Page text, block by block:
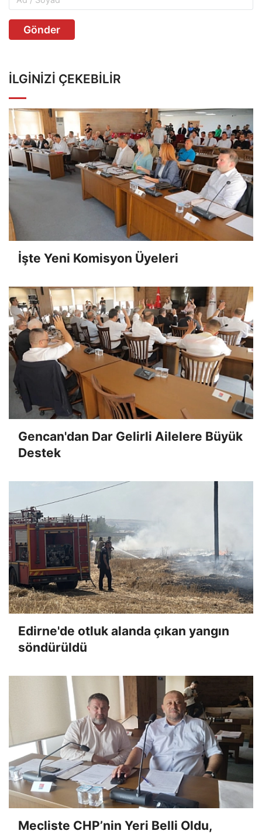
Gönder
İLGINIZI ÇEKEBILIR
İşte Yeni Komisyon Üyeleri
Gencan'dan Dar Gelirli Ailelere Büyük
Destek
Edirne'de otluk alanda çıkan yangın
söndürüldü
Mecliste CHP’nin Yeri Belli Oldu,